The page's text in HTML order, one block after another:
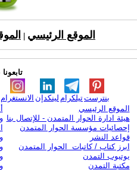
الموقع الرئيسي
الانستغرام لينكدإن تيلكرامبنترست
الموقع الرئيسي
هيئة ادارة الحوار المتمدن - للإتصال بنا
إحصائيات مؤسسة الحوار المتمدن
قواعد النشر
ابرز كتاب / كاتبات الحوار المتمدن
يوتيوب التمدن
مكتبة التمدن